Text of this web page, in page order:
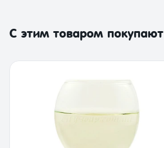
С этим товаром покупают